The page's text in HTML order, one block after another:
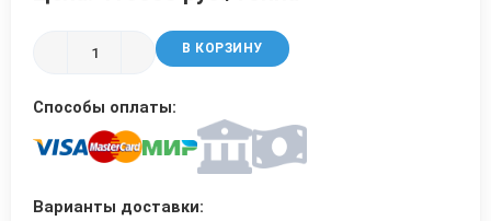
В КОРЗИНУ
Способы оплаты:
Варианты доставки:
Трубы в ВУС изоляции